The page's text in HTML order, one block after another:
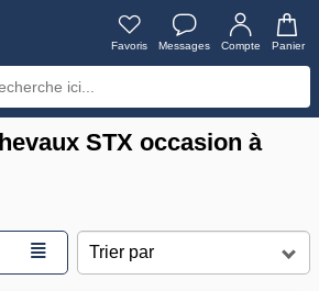
Favoris Messages Compte Panier
STX occasion à
≣